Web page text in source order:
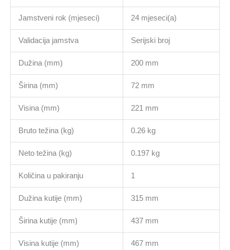
Jamstveni rok (mjeseci) 24 mjeseci(a)
Validacija jamstva Serijski broj
Dužina (mm) 200 mm
Širina (mm) 72 mm
Visina (mm) 221 mm
Bruto težina (kg) 0.26 kg
Neto težina (kg) 0.197 kg
Količina u pakiranju 1
Dužina kutije (mm) 315 mm
Širina kutije (mm) 437 mm
Visina kutije (mm) 467 mm